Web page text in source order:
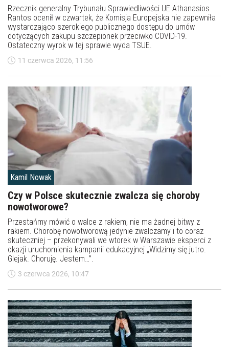
Rzecznik generalny Trybunału Sprawiedliwości UE Athanasios
Rantos ocenił w czwartek, że Komisja Europejska nie zapewniła
wystarczająco szerokiego publicznego dostępu do umów
dotyczących zakupu szczepionek przeciwko COVID-19.
Ostateczny wyrok w tej sprawie wyda TSUE.
11 czerwca 2026, 11:56
Kamil Nowak
Czy w Polsce skutecznie zwalcza się choroby
nowotworowe?
Przestańmy mówić o walce z rakiem, nie ma żadnej bitwy z
rakiem. Chorobę nowotworową jedynie zwalczamy i to coraz
skuteczniej – przekonywali we wtorek w Warszawie eksperci z
okazji uruchomienia kampanii edukacyjnej „Widzimy się jutro.
Glejak. Choruję. Jestem…”.
3 czerwca 2026, 10:47